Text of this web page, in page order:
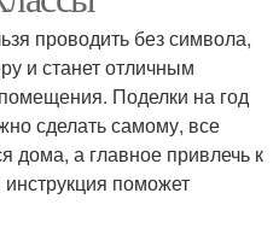
проводить без символа,
и станет отличным
Поделки на год
сделать самому, все
дома, а главное привлечь к
поможет